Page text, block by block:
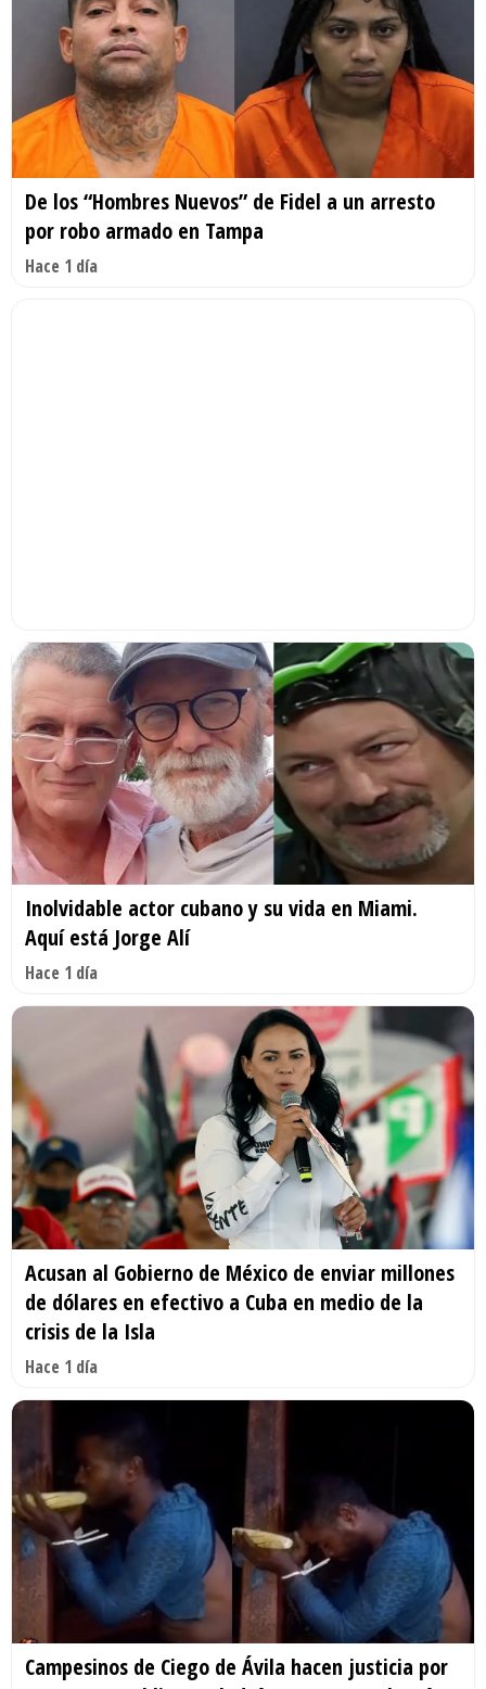
De los “Hombres Nuevos” de Fidel a un arresto
por robo armado en Tampa
Hace 1 día
Inolvidable actor cubano y su vida en Miami.
Aquí está Jorge Alí
Hace 1 día
Acusan al Gobierno de México de enviar millones
de dólares en efectivo a Cuba en medio de la
crisis de la Isla
Hace 1 día
Campesinos de Ciego de Ávila hacen justicia por